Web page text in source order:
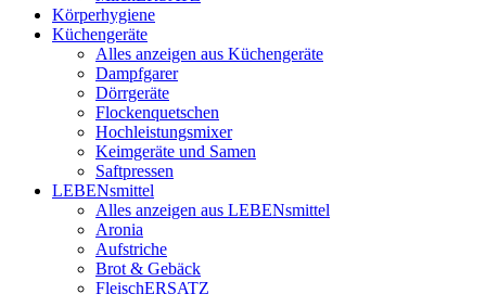
Körperhygiene
Küchengeräte
Alles anzeigen aus Küchengeräte
Dampfgarer
Dörrgeräte
Flockenquetschen
Hochleistungsmixer
Keimgeräte und Samen
Saftpressen
LEBENsmittel
Alles anzeigen aus LEBENsmittel
Aronia
Aufstriche
Brot & Gebäck
FleischERSATZ